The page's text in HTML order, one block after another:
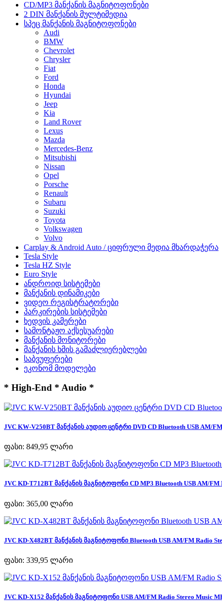
CD/MP3 მანქანის მაგნიტოფონები
2 DIN მანქანის მულტიმედია
სპეც მანქანის მაგნიტოფონები
Audi
BMW
Chevrolet
Chrysler
Fiat
Ford
Honda
Hyundai
Jeep
Kia
Land Rover
Lexus
Mazda
Mercedes-Benz
Mitsubishi
Nissan
Opel
Porsche
Renault
Subaru
Suzuki
Toyota
Volkswagen
Volvo
Carplay & Android Auto / ციფრული მედია მხარდაჭერა
Tesla Style
Tesla HZ Style
Euro Style
ანდროიდ სისტემები
მანქანის დინამიკები
ვიდეო რეგისტრატორები
პარკირების სისტემები
ხედვის კამერები
სამონტაჟო აქსესუარები
მანქანის მონიტორები
მანქანის ხმის გამაძლიერებლები
საბვუფერები
ეკონომ მოდელები
* High-End * Audio *
JVC KW-V250BT მანქანის აუდიო ცენტრი DVD CD Bluetooth USB AM/
ფასი: 849,95 ლარი
JVC KD-T712BT მანქანის მაგნიტოფონი CD MP3 Bluetooth USB AM/FM
ფასი: 365,00 ლარი
JVC KD-X482BT მანქანის მაგნიტოფონი Bluetooth USB AM/FM Radio
ფასი: 339,95 ლარი
JVC KD-X152 მანქანის მაგნიტოფონი USB AM/FM Radio Stereo Music